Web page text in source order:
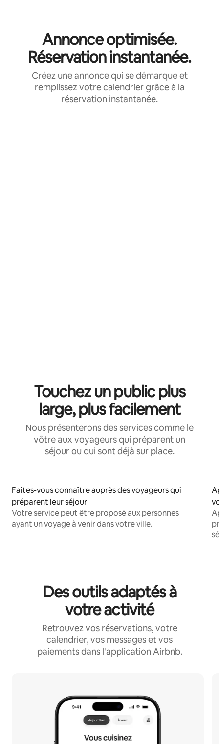
Annonce optimisée.
Réservation instantanée.
Créez une annonce qui se démarque et
remplissez votre calendrier grâce à la
réservation instantanée.
Touchez un public plus
large, plus facilement
Nous présenterons des services comme le
vôtre aux voyageurs qui préparent un
séjour ou qui sont déjà sur place.
Faites-vous connaître auprès des voyageurs qui
préparent leur séjour
Votre service peut être proposé aux personnes
ayant un voyage à venir dans votre ville.
Des outils adaptés à
votre activité
Retrouvez vos réservations, votre
calendrier, vos messages et vos
paiements dans l'application Airbnb.